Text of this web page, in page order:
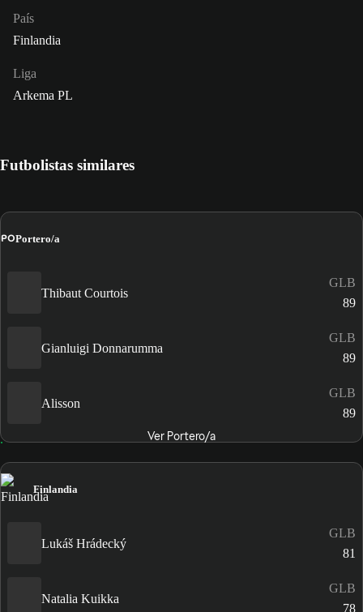
País
Finlandia
Liga
Arkema PL
Futbolistas similares
POPortero/a
Thibaut Courtois
GLB
89
Gianluigi Donnarumma
GLB
89
Alisson
GLB
89
Ver Portero/a
Finlandia
Lukáš Hrádecký
GLB
81
Natalia Kuikka
GLB
78